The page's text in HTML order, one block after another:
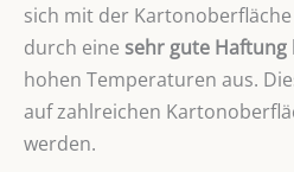
sich mit der
durch eine sehr gute Haftung
hohen Temperaturen aus.
auf zahlreichen
werden.